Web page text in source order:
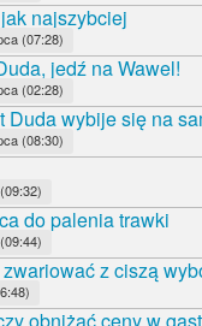
najszybciej
(07:28)
jedź na Wawel!
(02:28)
Duda wybije się na
(08:30)
do palenia trawki
z ciszą